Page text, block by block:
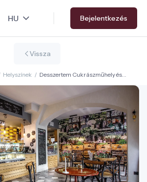
Bejelentkezés
Vissza
Helyszínek / Desszertem Cukrászműhely és
Kávézó